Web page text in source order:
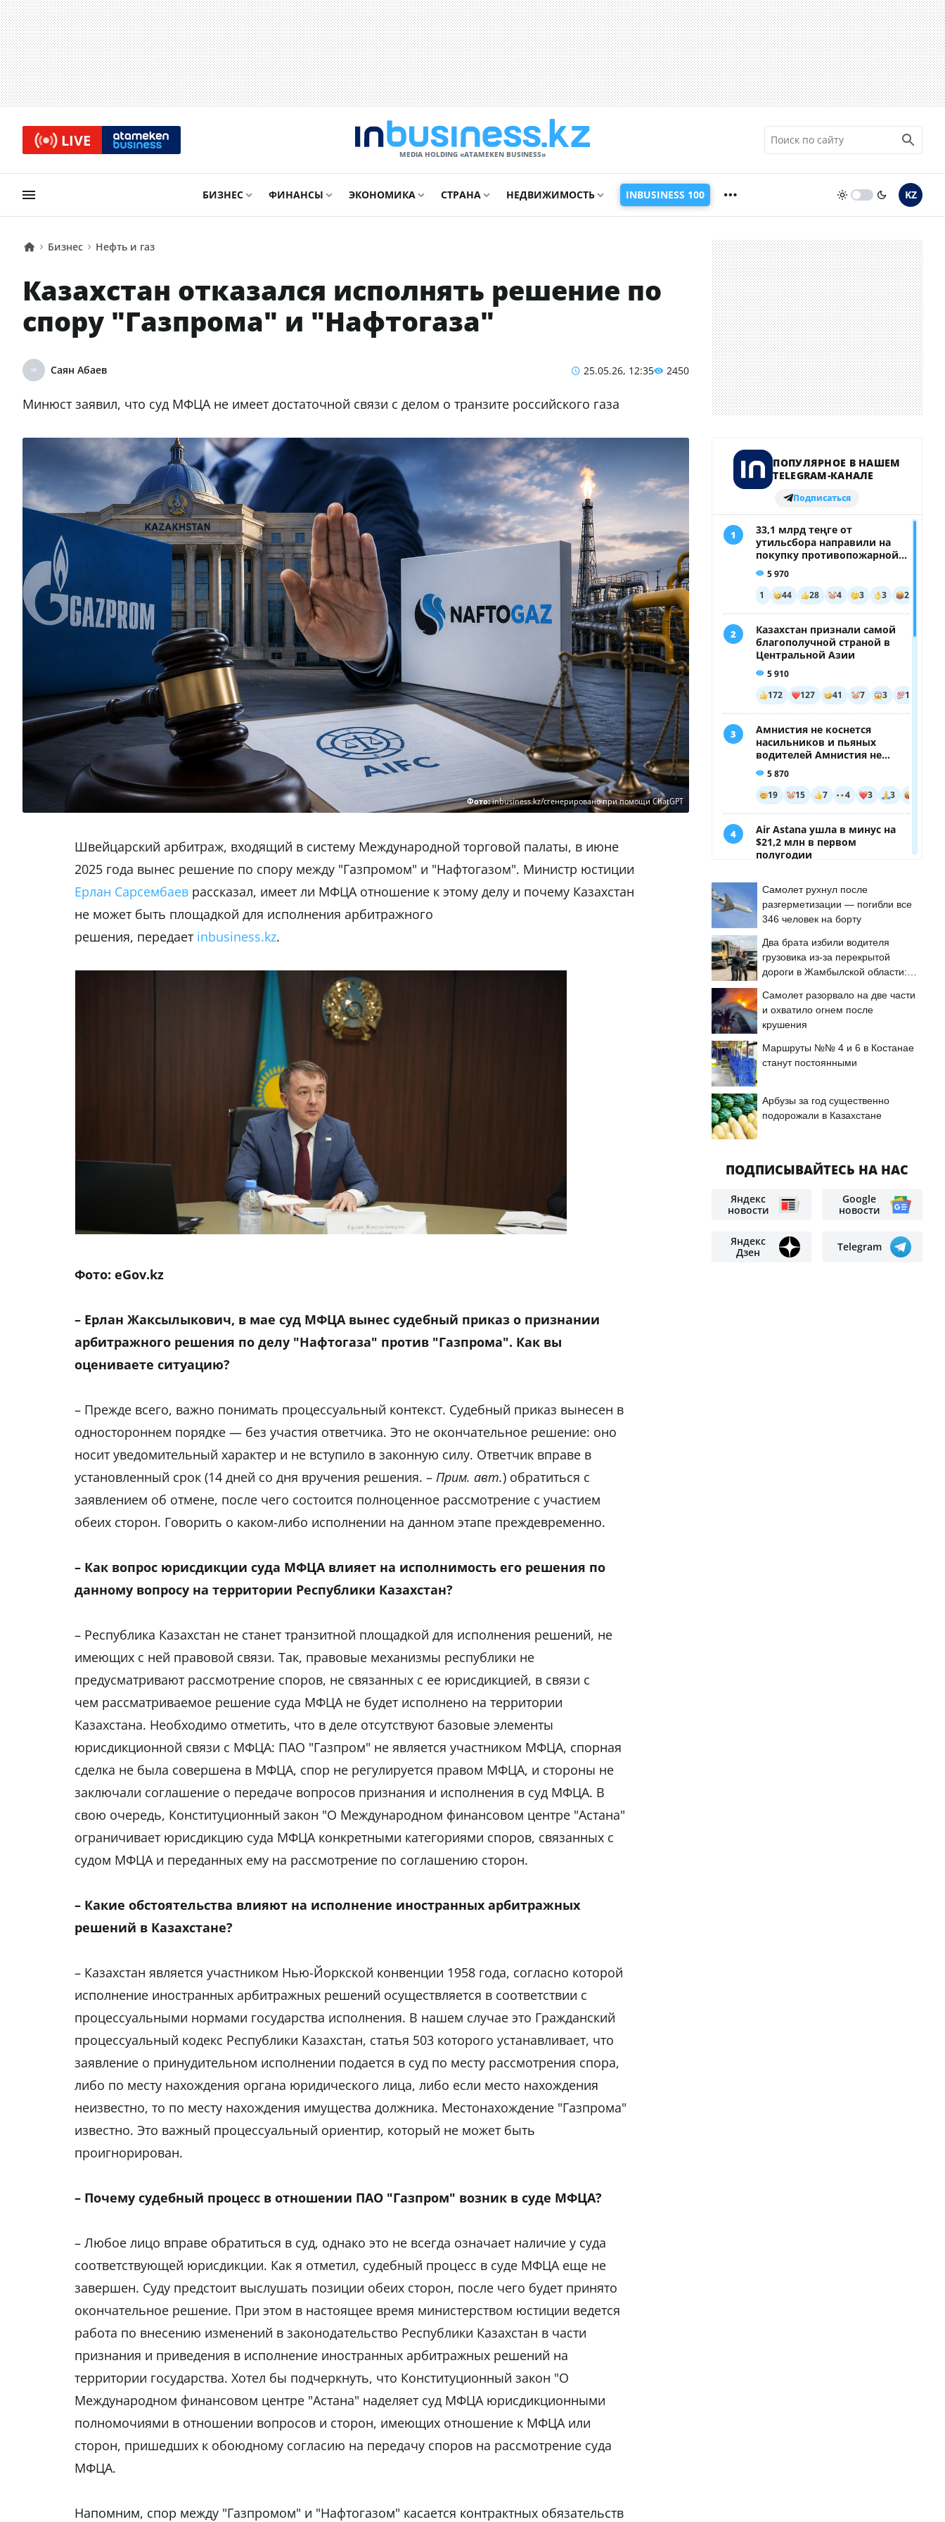
LIVE
MEDIA HOLDING «ATAMEKЕN BUSINESS»
БИЗНЕС ФИНАНСЫ ЭКОНОМИКА СТРАНА НЕДВИЖИМОСТЬ INBUSINESS 100 KZ
Бизнес Нефть и газ
Казахстан отказался исполнять решение по
спору "Газпрома" и "Нафтогаза"
Саян Абаев 25.05.26, 12:35 2450
Минюст заявил, что суд МФЦА не имеет достаточной связи с делом о транзите российского газа
Фото:inbusiness.kz/сгенерировано при помощи ChatGPT
Швейцарский арбитраж, входящий в систему Международной торговой палаты, в июне
2025 года вынес решение по спору между "Газпромом" и "Нафтогазом". Министр юстиции
Ерлан Сарсембаев рассказал, имеет ли МФЦА отношение к этому делу и почему Казахстан
не может быть площадкой для исполнения арбитражного
решения, передает inbusiness.kz.
Фото: eGov.kz
– Ерлан Жаксылыкович, в мае суд МФЦА вынес судебный приказ о признании
арбитражного решения по делу "Нафтогаза" против "Газпрома". Как вы
оцениваете ситуацию?
– Прежде всего, важно понимать процессуальный контекст. Судебный приказ вынесен в
одностороннем порядке — без участия ответчика. Это не окончательное решение: оно
носит уведомительный характер и не вступило в законную силу. Ответчик вправе в
установленный срок (14 дней со дня вручения решения. – Прим. авт.) обратиться с
заявлением об отмене, после чего состоится полноценное рассмотрение с участием
обеих сторон. Говорить о каком-либо исполнении на данном этапе преждевременно.
– Как вопрос юрисдикции суда МФЦА влияет на исполнимость его решения по
данному вопросу на территории Республики Казахстан?
– Республика Казахстан не станет транзитной площадкой для исполнения решений, не
имеющих с ней правовой связи. Так, правовые механизмы республики не
предусматривают рассмотрение споров, не связанных с ее юрисдикцией, в связи с
чем рассматриваемое решение суда МФЦА не будет исполнено на территории
Казахстана. Необходимо отметить, что в деле отсутствуют базовые элементы
юрисдикционной связи с МФЦА: ПАО "Газпром" не является участником МФЦА, спорная
сделка не была совершена в МФЦА, спор не регулируется правом МФЦА, и стороны не
заключали соглашение о передаче вопросов признания и исполнения в суд МФЦА. В
свою очередь, Конституционный закон "О Международном финансовом центре "Астана"
ограничивает юрисдикцию суда МФЦА конкретными категориями споров, связанных с
судом МФЦА и переданных ему на рассмотрение по соглашению сторон.
– Какие обстоятельства влияют на исполнение иностранных арбитражных
решений в Казахстане?
– Казахстан является участником Нью-Йоркской конвенции 1958 года, согласно которой
исполнение иностранных арбитражных решений осуществляется в соответствии с
процессуальными нормами государства исполнения. В нашем случае это Гражданский
процессуальный кодекс Республики Казахстан, статья 503 которого устанавливает, что
заявление о принудительном исполнении подается в суд по месту рассмотрения спора,
либо по месту нахождения органа юридического лица, либо если место нахождения
неизвестно, то по месту нахождения имущества должника. Местонахождение "Газпрома"
известно. Это важный процессуальный ориентир, который не может быть
проигнорирован.
– Почему судебный процесс в отношении ПАО "Газпром" возник в суде МФЦА?
– Любое лицо вправе обратиться в суд, однако это не всегда означает наличие у суда
соответствующей юрисдикции. Как я отметил, судебный процесс в суде МФЦА еще не
завершен. Суду предстоит выслушать позиции обеих сторон, после чего будет принято
окончательное решение. При этом в настоящее время министерством юстиции ведется
работа по внесению изменений в законодательство Республики Казахстан в части
признания и приведения в исполнение иностранных арбитражных решений на
территории государства. Хотел бы подчеркнуть, что Конституционный закон "О
Международном финансовом центре "Астана" наделяет суд МФЦА юрисдикционными
полномочиями в отношении вопросов и сторон, имеющих отношение к МФЦА или
сторон, пришедших к обоюдному согласию на передачу споров на рассмотрение суда
МФЦА.
Напомним, спор между "Газпромом" и "Нафтогазом" касается контрактных обязательств
Самолет рухнул после
разгерметизации — погибли все
346 человек на борту
Два брата избили водителя
грузовика из-за перекрытой
дороги в Жамбылской области:
Самолет разорвало на две части
и охватило огнем после
крушения
Маршруты №№ 4 и 6 в Костанае
станут постоянными
Арбузы за год существенно
подорожали в Казахстане
ПОДПИСЫВАЙТЕСЬ НА НАС
Яндекс
новости
Google
новости
Яндекс
Дзен
Telegram